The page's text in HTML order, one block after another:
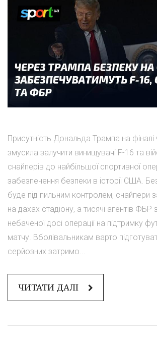
Присутність Дональда Трампа на фіналі
змусила залучити винищувачі F-16 та
снайперів до найбільшої спортивної
забезпечення безпеки в історії США.
буде під пильним контролем, снайпери
на дахах стадіону, а тисячі агентів ФБР
небаченої досі операції на підтримку
матчу. Вболівальникам варто
серйозних затримо...
ЧИТАТИ ДАЛІ